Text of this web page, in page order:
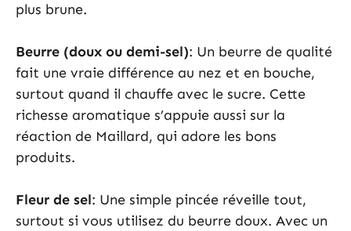
plus brune.
Beurre (doux ou demi-sel): Un beurre de qualité
fait une vraie différence au nez et en bouche,
surtout quand il chauffe avec le sucre. Cette
richesse aromatique s’appuie aussi sur la
réaction de Maillard, qui adore les bons
produits.
Fleur de sel: Une simple pincée réveille tout,
surtout si vous utilisez du beurre doux. Avec un